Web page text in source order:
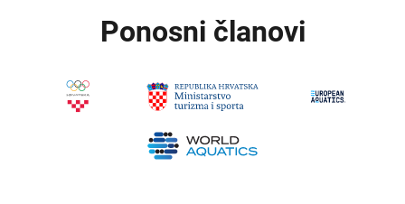
Ponosni članovi